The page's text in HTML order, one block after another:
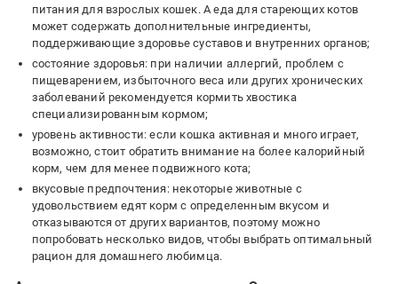
питания для взрослых кошек. А еда для стареющих котов
может содержать дополнительные ингредиенты,
поддерживающие здоровье суставов и внутренних органов;
состояние здоровья: при наличии аллергий, проблем с
пищеварением, избыточного веса или других хронических
заболеваний рекомендуется кормить хвостика
специализированным кормом;
уровень активности: если кошка активная и много играет,
возможно, стоит обратить внимание на более калорийный
корм, чем для менее подвижного кота;
вкусовые предпочтения: некоторые животные с
удовольствием едят корм с определенным вкусом и
отказываются от других вариантов, поэтому можно
попробовать несколько видов, чтобы выбрать оптимальный
рацион для домашнего любимца.